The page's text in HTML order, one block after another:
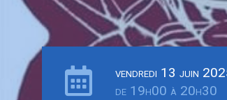
vendredi 13 juin
de 19h00 à 20h30